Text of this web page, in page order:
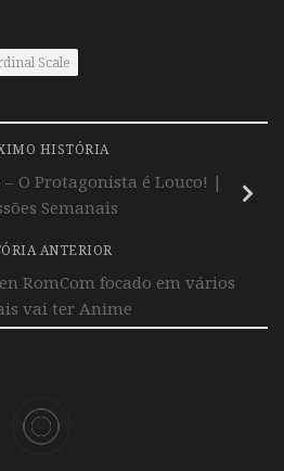
Scale
HISTÓRIA
O Protagonista é Louco! |
Semanais
ANTERIOR
RomCom focado em vários
vai ter Anime